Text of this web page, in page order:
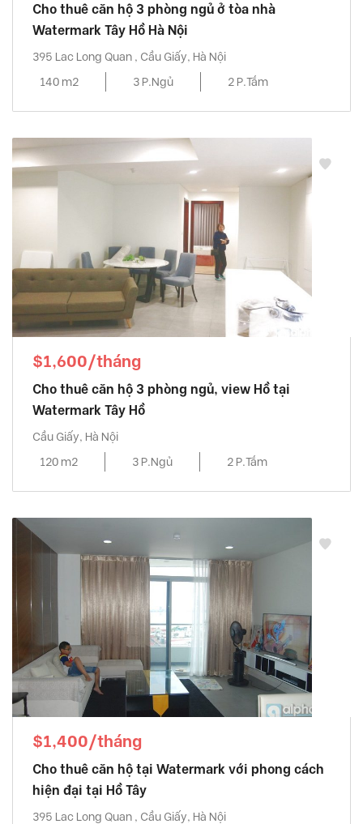
Cho thuê căn hộ 3 phòng ngủ ở tòa nhà
Watermark Tây Hồ Hà Nội
395 Lac Long Quan , Cầu Giấy, Hà Nội
140 m2
3 P.Ngủ 2 P.Tắm
$1,600/tháng
Cho thuê căn hộ 3 phòng ngủ, view Hồ tại
Watermark Tây Hồ
Cầu Giấy, Hà Nội
120 m2
3 P.Ngủ 2 P.Tắm
$1,400/tháng
Cho thuê căn hộ tại Watermark với phong cách
hiện đại tại Hồ Tây
395 Lac Long Quan , Cầu Giấy, Hà Nội